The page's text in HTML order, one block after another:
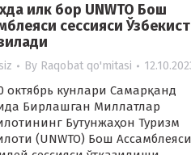
илк бор UNWTO Бош
сессияси
By Raqobat qo'mitasi
октябрь кунлари Самарқанд
Бирлашган Миллатлар
Бутунжаҳон Туризм
(UNWTO) Бош